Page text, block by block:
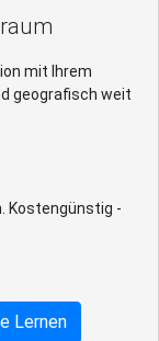
mit Ihrem
geografisch weit
Kostengünstig -
Lernen